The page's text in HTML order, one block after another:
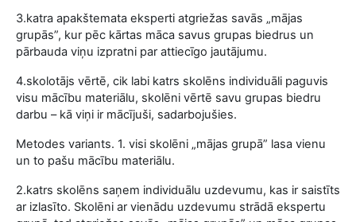
3.katra apakštemata eksperti atgriežas savās „mājas
grupās”, kur pēc kārtas māca savus grupas biedrus un
pārbauda viņu izpratni par attiecīgo jautājumu.
4.skolotājs vērtē, cik labi katrs skolēns individuāli paguvis
visu mācību materiālu, skolēni vērtē savu grupas biedru
darbu – kā viņi ir mācījuši, sadarbojušies.
Metodes variants. 1. visi skolēni „mājas grupā” lasa vienu
un to pašu mācību materiālu.
2.katrs skolēns saņem individuālu uzdevumu, kas ir saistīts
ar izlasīto. Skolēni ar vienādu uzdevumu strādā ekspertu